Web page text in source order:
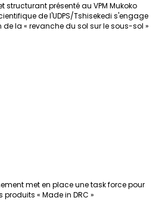
structurant présenté au VPM Mukoko
de l'UDPS/Tshisekedi s'engage
la « revanche du sol sur le sous-sol »
met en place une task force pour
produits « Made in DRC »